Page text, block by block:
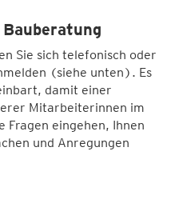
Sie sich telefonisch oder
(siehe unten). Es
damit einer
Mitarbeiterinnen im
Fragen eingehen, Ihnen
und Anregungen